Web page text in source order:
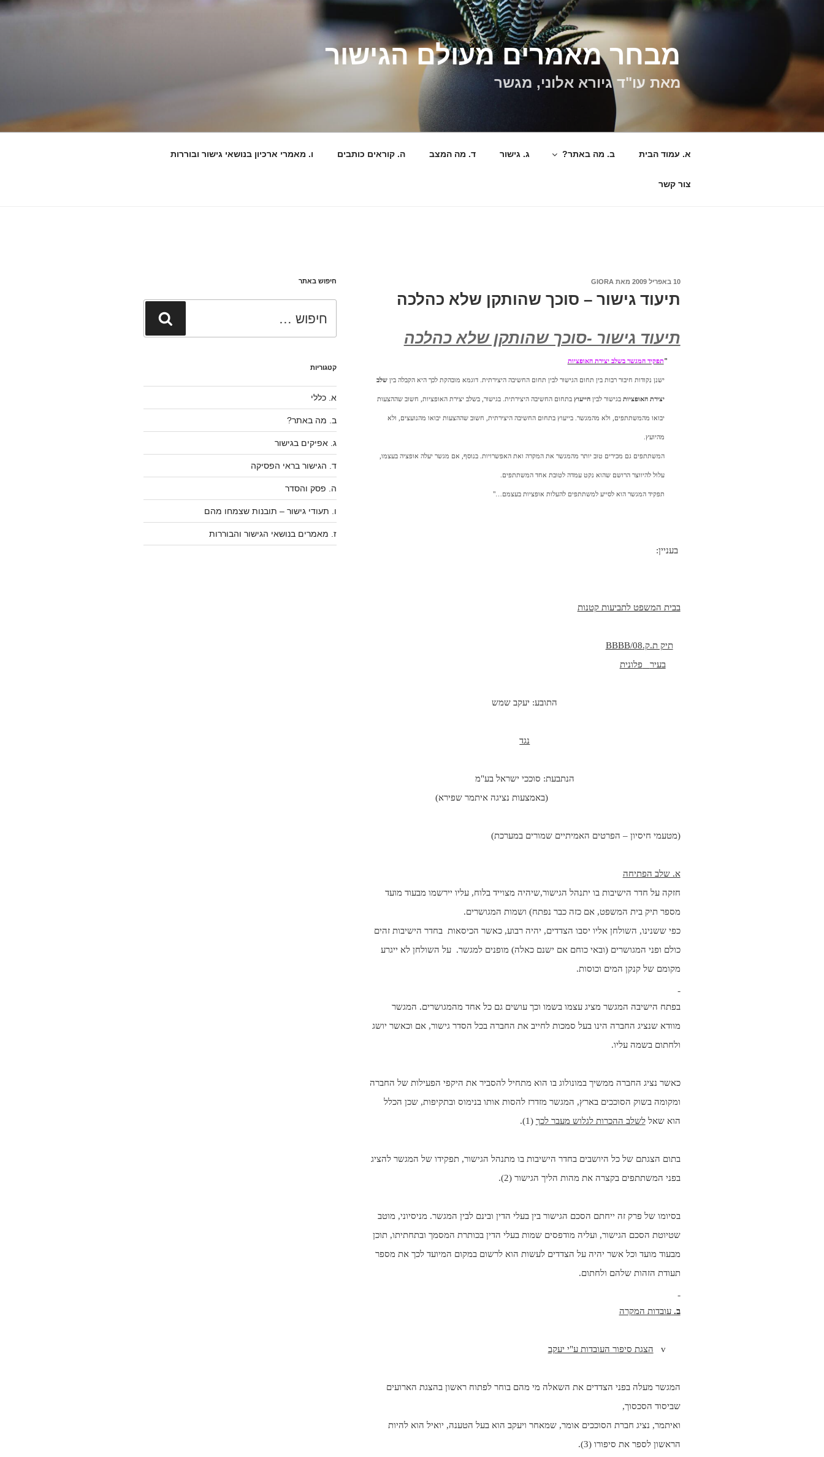
מבחר מאמרים מעולם הגישור
מאת עו"ד גיורא אלוני, מגשר
א. עמוד הבית ב. מה באתר? ג. גישור ד. מה המצב ה. קוראים כותבים ו. מאמרי ארכיון בנושאי גישור ובוררות
צור קשר
פורסם
10 באפריל 2009 מאת GIORA
תיעוד גישור – סוכך שהותקן שלא כהלכה
תיעוד גישור -סוכך שהותקן שלא כהלכה
"תפקיד המגשר בשלב יצירת האופציות
ישנן נקודות חיבור רבות בין תחום הגישור לבין תחום החשיבה היצירתית. דוגמא מובהקת לכך היא הקבלה ביןשלב
יצירת האופציות בגישור לביןהייעוץבתחום החשיבה היצירתית. בגישור, בשלב יצירת האופציות, חשוב שההצעות
יבואו מהמשתתפים, ולא מהמגשר. בייעוץ בתחום החשיבה היצירתית, חשוב שההצעות יבואו מהנועצים, ולא
מהיועץ.
המשתתפים גם מכירים טוב יותר מהמגשר את המקרה ואת האפשרויות. בנוסף, אם מגשר יעלה אופציה בעצמו,
עלול להיווצר הרושם שהוא נקט עמדה לטובת אחד המשתתפים.
תפקיד המגשר הוא לסייע למשתתפים להעלות אופציות בעצמם…"
בעניין:
בבית המשפט לתביעות קטנות
תיק ת.ק.BBBB/08
בעיר
פלונית
התובע: יעקב שמש
נגד
הנתבעת: סוככי ישראל בע"מ
(באמצעות נציגה איתמר שפירא)
(מטעמי חיסיון – הפרטים האמיתיים שמורים במערכת)
א. שלב הפתיחה
חזקה על חדר הישיבות בו יתנהל הגישור,שיהיה מצוייד בלוח, עליו יירשמו מבעוד מועד
מספר תיק בית המשפט, אם כזה כבר נפתח) ושמות המגושרים.
כפי ששנינו, השולחן אליו יסבו הצדדים, יהיה רבוע, כאשר הכיסאות בחדר הישיבות זהים
כולם ופני המגושרים (ובאי כוחם אם ישנם כאלה) מופנים למגשר. על השולחן לא ייגרע
מקומם של קנקן המים וכוסות.
בפתח הישיבה המגשר מציג עצמו בשמו וכך עושים גם כל אחד מהמגושרים. המגשר
מוודא שנציג החברה הינו בעל סמכות לחייב את החברה בכל הסדר גישור, אם וכאשר יושג
ולחתום בשמה עליו.
כאשר נציג החברה ממשיך במונולוג בו הוא מתחיל להסביר את היקפי הפעילות של החברה
ומקומה בשוק הסוככים בארץ, המגשר מזדרז להסות אותו בנימוס ובתקיפות, שכן הכלל
הוא שאללשלב ההכרות לגלוש מעבר לכך (1).
בתום הצגתם של כל היושבים בחדר הישיבות בו מתנהל הגישור, תפקידו של המגשר להציג
בפני המשתתפים בקצרה את מהות הליך הגישור (2).
בסיומו של פרק זה ייחתם הסכם הגישור בין בעלי הדין ובינם לבין המגשר. מניסיוני, מוטב
שטיוטת הסכם הגישור, ועליה מודפסים שמות בעלי הדין בכותרת המסמך ובתחתיתו, תוכן
מבעוד מועד וכל אשר יהיה על הצדדים לעשות הוא לרשום במקום המיועד לכך את מספר
תעודת הזהות שלהם ולחתום.
ב.עובדות המקרה
v הצגת סיפור העובדות ע"י יעקב
המגשר מעלה בפני הצדדים את השאלה מי מהם בוחר לפתוח ראשון בהצגת הארועים
שביסוד הסכסוך,
ואיתמר, נציג חברת הסוככים אומר, שמאחר ויעקב הוא בעל הטענה, יואיל הוא להיות
הראשון לספר את סיפורו (3).
חיפוש באתר
חיפוש
קטגוריות
א. כללי
ב. מה באתר?
ג. אפיקים בגישור
ד. הגישור בראי הפסיקה
ה. פסק והסדר
ו. תעודי גישור – תובנות שצמחו מהם
ז. מאמרים בנושאי הגישור והבוררות